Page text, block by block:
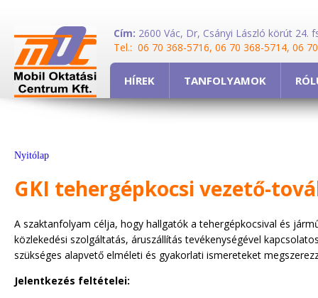
HÍREK TANFOLYAMOK
Cím: 2600 Vác, Dr, Csányi László körút 24.
Tel.: 06 70 368-5716, 06 70 368-5714, 06
Nyitólap
GKI tehergépkocsi vezető-
A szaktanfolyam célja, hogy hallgatók a tehergépkocsival és
közlekedési szolgáltatás, áruszállítás tevékenységével
szükséges alapvető elméleti és gyakorlati ismereteket
Jelentkezés feltételei: